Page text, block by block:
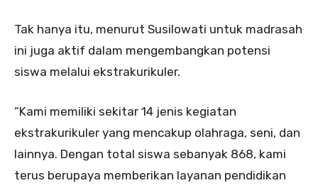
Tak hanya itu, menurut Susilowati untuk madrasah
ini juga aktif dalam mengembangkan potensi
siswa melalui ekstrakurikuler.
“Kami memiliki sekitar 14 jenis kegiatan
ekstrakurikuler yang mencakup olahraga, seni, dan
lainnya. Dengan total siswa sebanyak 868, kami
terus berupaya memberikan layanan pendidikan